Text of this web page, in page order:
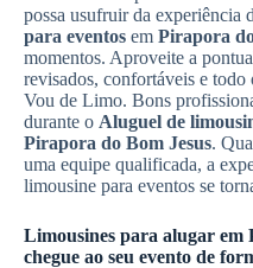
possa usufruir da experiência
para eventos em Pirapora
momentos. Aproveite a
revisados, confortáveis e
Vou de Limo. Bons
durante o Aluguel de
Pirapora do Bom Jesus.
uma equipe qualificada, a
limousine para eventos se
Limousines para alugar em
chegue ao seu evento de